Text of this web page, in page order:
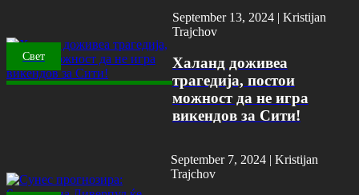
Свет
September 13, 2024 | Kristijan
Trajchov
Халанд доживеа
трагедија, постои
можност да не игра
викендов за Сити!
September 7, 2024 | Kristijan
Trajchov